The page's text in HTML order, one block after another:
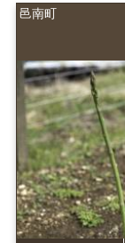
邑南町